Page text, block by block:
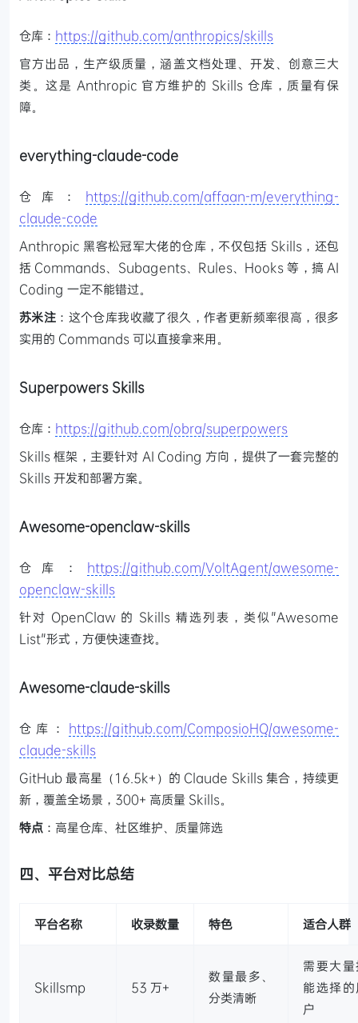
仓库： https://github.com/anthropics/skills
官方出品，生产级质量，涵盖文档处理、开发、创意三大
类。这是 Anthropic 官方维护的 Skills 仓库，质量有保
障。
everything-claude-code
仓库： https://github.com/affaan-m/everything-
claude-code
Anthropic 黑客松冠军大佬的仓库，不仅包括 Skills，还包
括 Commands、Subagents、Rules、Hooks 等，搞 AI
Coding 一定不能错过。
苏米注 ：这个仓库我收藏了很久，作者更新频率很高，很多
实用的 Commands 可以直接拿来用。
Superpowers Skills
仓库： https://github.com/obra/superpowers
Skills 框架，主要针对 AI Coding 方向，提供了一套完整的
Skills 开发和部署方案。
Awesome-openclaw-skills
仓库： https://github.com/VoltAgent/awesome-
openclaw-skills
针对 OpenClaw 的 Skills 精选列表，类似"Awesome
List"形式，方便快速查找。
Awesome-claude-skills
仓库： https://github.com/ComposioHQ/awesome-
claude-skills
GitHub 最高星（16.5k+）的 Claude Skills 集合，持续更
新，覆盖全场景，300+ 高质量 Skills。
特点 ：高星仓库、社区维护、质量筛选
四、平台对比总结
平台名称 收录数量 特色 适合人群
Skillsmp 53 万+
数量最多、
分类清晰
需要大量
能选择的
户